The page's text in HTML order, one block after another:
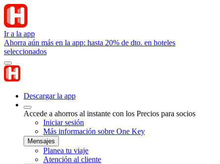
Ir a la app
Ahorra aún más en la app: hasta 20% de dto. en hoteles
seleccionados
Descargar la app
Accede a ahorros al instante con los Precios para socios
Iniciar sesión
Más información sobre One Key
Mensajes
Planea tu viaje
Atención al cliente